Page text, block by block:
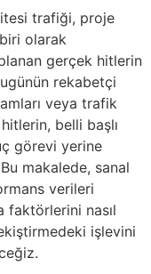
trafiği, proje
olarak
gerçek hitlerin
rekabetçi
veya trafik
belli başlı
görevi yerine
makalede, sanal
verileri
faktörlerini nasıl
işlevini